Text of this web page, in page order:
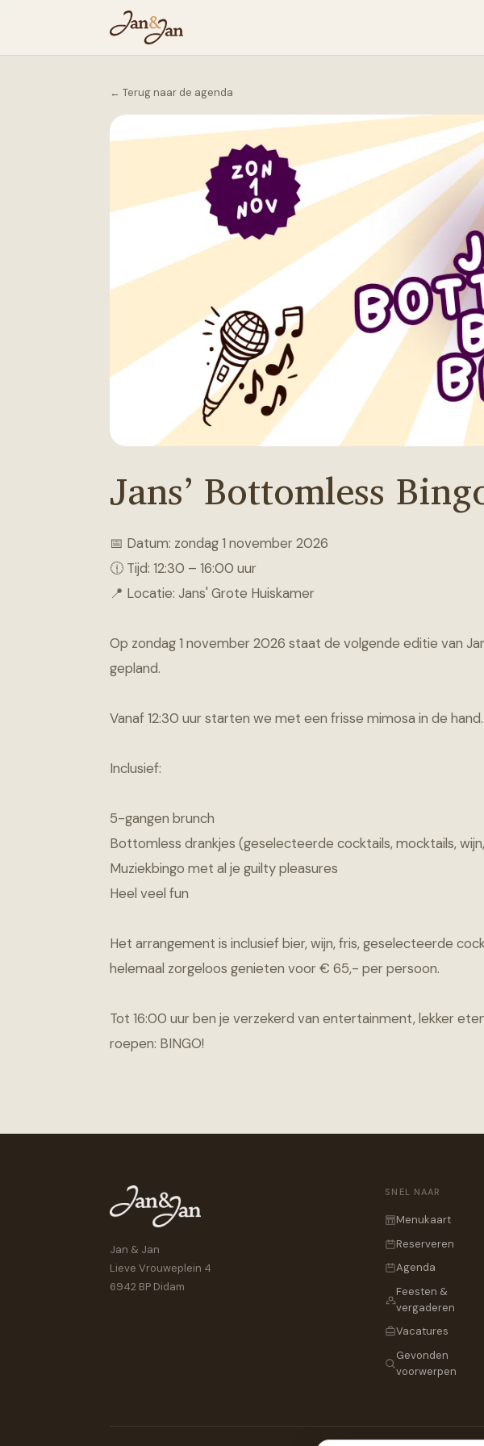
← Terug naar de agenda
Jans’ Bottomless
📅 Datum: zondag 1 november 2026
🕧 Tijd: 12:30 – 16:00 uur
📍 Locatie: Jans' Grote Huiskamer
Op zondag 1 november 2026 staat de volgende editie van
gepland.
Vanaf 12:30 uur starten we met een frisse mimosa in de
Inclusief:
5-gangen brunch
Bottomless drankjes (geselecteerde cocktails, mocktails,
Muziekbingo met al je guilty pleasures
Heel veel fun
Het arrangement is inclusief bier, wijn, fris, geselecteerde
helemaal zorgeloos genieten voor € 65,- per persoon.
Tot 16:00 uur ben je verzekerd van entertainment, lekker
roepen: BINGO!
Jan & Jan
Lieve Vrouweplein 4
6942 BP Didam
SNEL NAAR
Menukaart
Reserveren
Agenda
Feesten &
vergaderen
Vacatures
Gevonden
voorwerpen